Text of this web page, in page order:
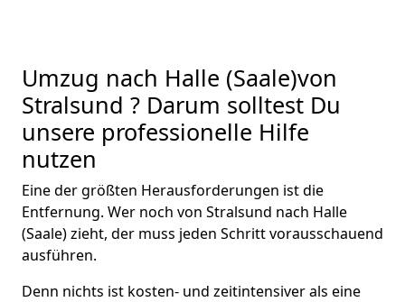
Umzug nach Halle (Saale)von
Stralsund ? Darum solltest Du
unsere professionelle Hilfe
nutzen
Eine der größten Herausforderungen ist die
Entfernung. Wer noch von Stralsund nach Halle
(Saale) zieht, der muss jeden Schritt vorausschauend
ausführen.
Denn nichts ist kosten- und zeitintensiver als eine